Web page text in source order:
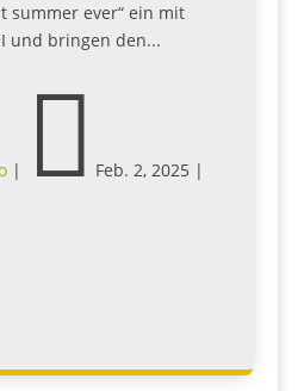
summer ever“ ein mit
und bringen den...
|  Feb. 2, 2025 |